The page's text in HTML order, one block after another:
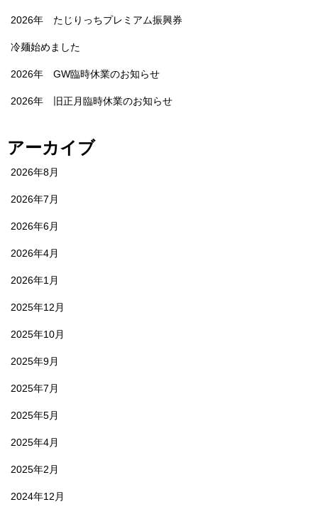
2026年 たじりっちプレミアム振興券
冷麺始めました
2026年 GW臨時休業のお知らせ
2026年 旧正月臨時休業のお知らせ
アーカイブ
2026年8月
2026年7月
2026年6月
2026年4月
2026年1月
2025年12月
2025年10月
2025年9月
2025年7月
2025年5月
2025年4月
2025年2月
2024年12月